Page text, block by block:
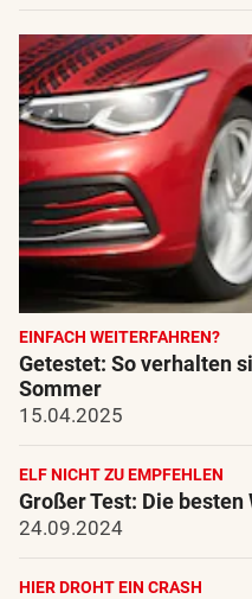
EINFACH WEITERFAHREN?
Getestet: So verhalten
Sommer
15.04.2025
ELF NICHT ZU EMPFEHLEN
Großer Test: Die
24.09.2024
HIER DROHT EIN CRASH